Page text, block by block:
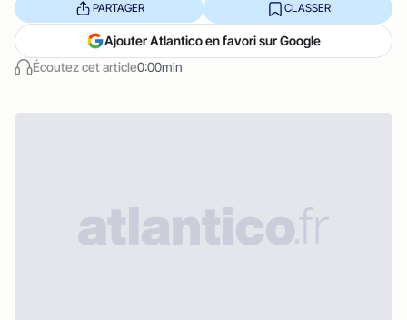
Écoutez cet article0:00min
PARTAGER CLASSER
Ajouter Atlantico en favori sur Google